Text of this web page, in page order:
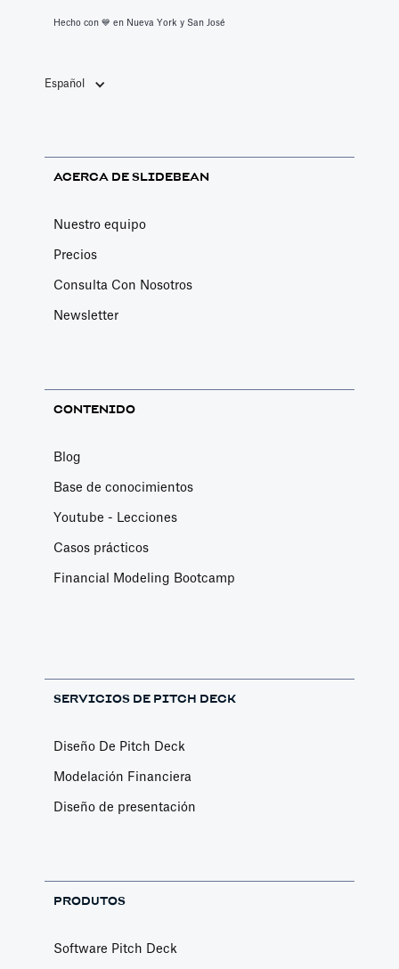
Hecho con 💙️ en Nueva York y San José
Español
ACERCA DE SLIDEBEAN
Nuestro equipo
Precios
Consulta Con Nosotros
Newsletter
CONTENIDO
Blog
Base de conocimientos
Youtube - Lecciones
Casos prácticos
Financial Modeling Bootcamp
SERVICIOS DE PITCH DECK
Diseño De Pitch Deck
Modelación Financiera
Diseño de presentación
PRODUTOS
Software Pitch Deck